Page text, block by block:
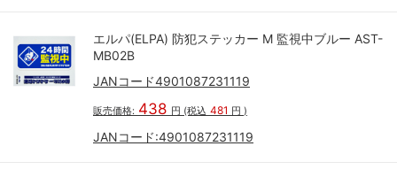
エルパ(ELPA) 防犯ステッカー M 監視中ブルー AST-
MB02B
JANコード4901087231119
販売価格: 438 円 (税込 481 円 )
JANコード:4901087231119